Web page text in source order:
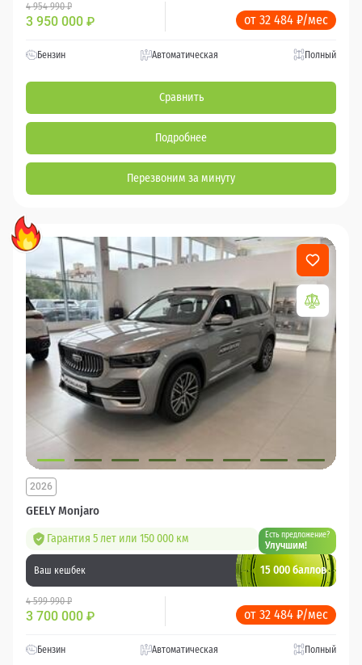
4 954 990 ₽
3 950 000 ₽ от 32 484 ₽/мес
Бензин Автоматическая Полный
Сравнить
Подробнее
Перезвоним за минуту
GEELY Monjaro
2026
Гарантия 5 лет или 150 000 км Есть предложение?
Улучшим!
Ваш кешбек 15 000 баллов
4 599 990 ₽
3 700 000 ₽ от 32 484 ₽/мес
Бензин Автоматическая Полный